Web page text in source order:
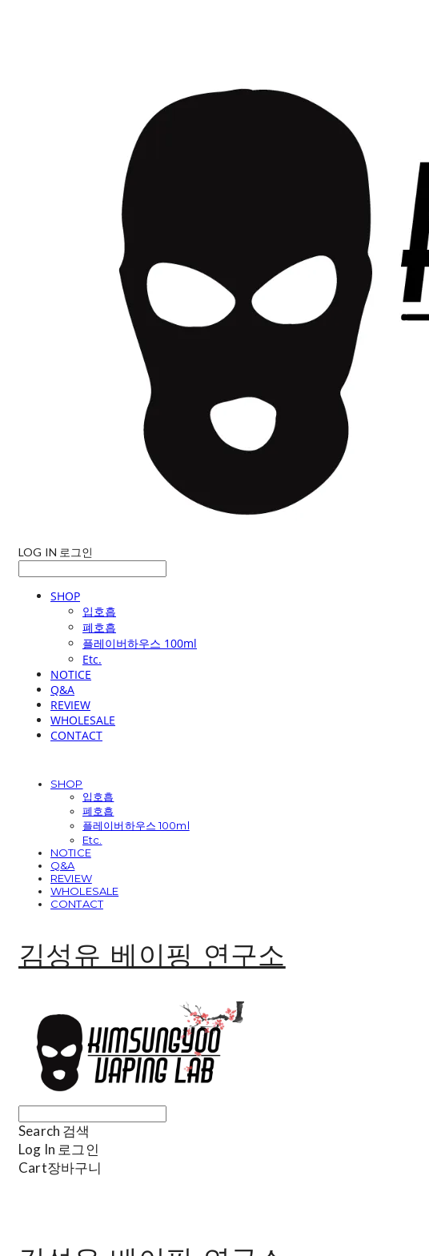
LOG IN 로그인
SHOP
입호흡
폐호흡
플레이버하우스 100ml
Etc.
NOTICE
Q&A
REVIEW
WHOLESALE
CONTACT
SHOP
입호흡
폐호흡
플레이버하우스 100ml
Etc.
NOTICE
Q&A
REVIEW
WHOLESALE
CONTACT
김성유 베이핑 연구소
Search 검색
Log In 로그인
Cart장바구니